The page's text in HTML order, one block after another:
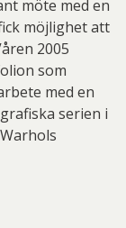
möte med en
möjlighet att
2005
som
med en
serien i